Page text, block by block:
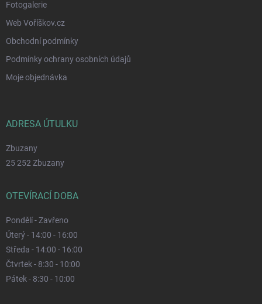
Fotogalerie
Web Voříškov.cz
Obchodní podmínky
Podmínky ochrany osobních údajů
Moje objednávka
ADRESA ÚTULKU
Zbuzany
25 252 Zbuzany
OTEVÍRACÍ DOBA
Pondělí - Zavřeno
Úterý - 14:00 - 16:00
Středa - 14:00 - 16:00
Čtvrtek - 8:30 - 10:00
Pátek - 8:30 - 10:00